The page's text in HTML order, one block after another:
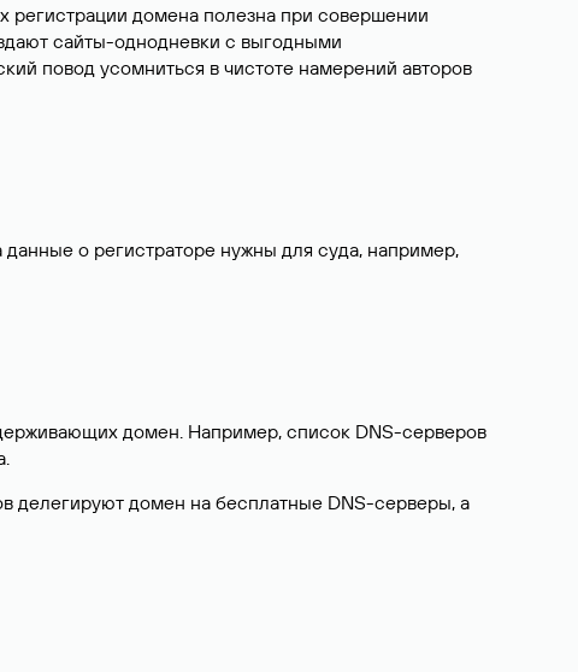
регистрации домена полезна при совершении
сайты-однодневки с выгодными
повод усомниться в чистоте намерений авторов
о регистраторе нужны для суда, например,
домен. Например, список DNS-серверов
делегируют домен на бесплатные DNS-серверы, а